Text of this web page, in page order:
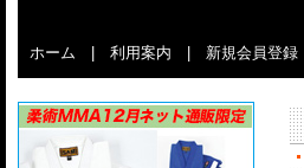
ホーム 利用案内 新規会員登録